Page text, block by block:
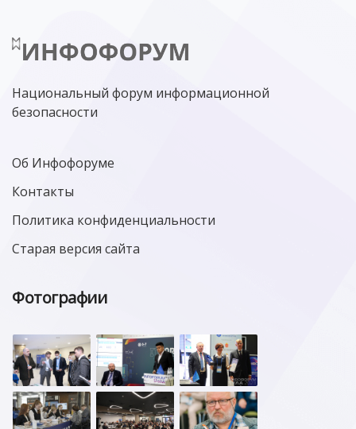
Национальный форум информационной
безопасности
Об Инфофоруме
Контакты
Политика конфиденциальности
Старая версия сайта
Фотографии